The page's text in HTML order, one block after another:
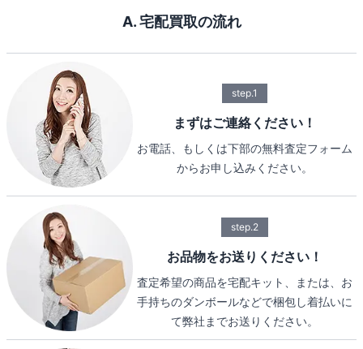
A. 宅配買取の流れ
step.1
まずはご連絡ください！
お電話、もしくは下部の無料査定フォーム
からお申し込みください。
step.2
お品物をお送りください！
査定希望の商品を宅配キット、または、お
手持ちのダンボールなどで梱包し着払いに
て弊社までお送りください。